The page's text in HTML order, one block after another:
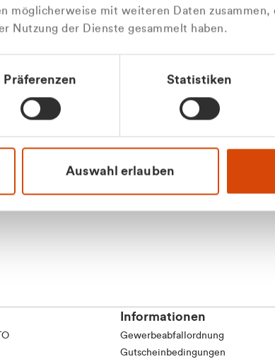
möglicherweise mit weiteren Daten
Nutzung der Dienste gesammelt haben.
Präferenzen Statistiken
Auswahl erlauben
Sie?
MwSt.)
(exkl. MwSt.)
Informationen
Gewerbeabfallordnung
Gutscheinbedingungen